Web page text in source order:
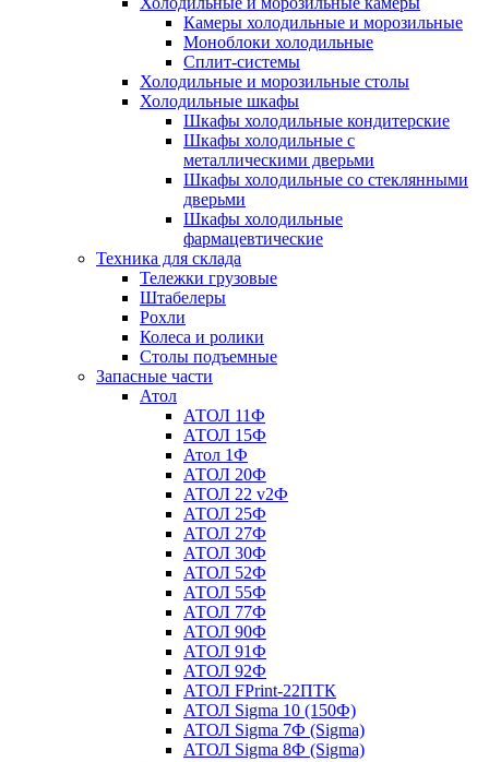
Камеры холодильные и морозильные
Моноблоки холодильные
Сплит-системы
Холодильные и морозильные столы
Холодильные шкафы
Шкафы холодильные кондитерские
Шкафы холодильные с
металлическими дверьми
Шкафы холодильные со стеклянными
дверьми
Шкафы холодильные
фармацевтические
Техника для склада
Тележки грузовые
Штабелеры
Рохли
Колеса и ролики
Столы подъемные
Запасные части
Атол
АТОЛ 11Ф
АТОЛ 15Ф
Атол 1Ф
АТОЛ 20Ф
АТОЛ 22 v2Ф
АТОЛ 25Ф
АТОЛ 27Ф
АТОЛ 30Ф
АТОЛ 52Ф
АТОЛ 55Ф
АТОЛ 77Ф
АТОЛ 90Ф
АТОЛ 91Ф
АТОЛ 92Ф
АТОЛ FPrint-22ПТК
АТОЛ Sigma 10 (150Ф)
АТОЛ Sigma 7Ф (Sigma)
АТОЛ Sigma 8Ф (Sigma)